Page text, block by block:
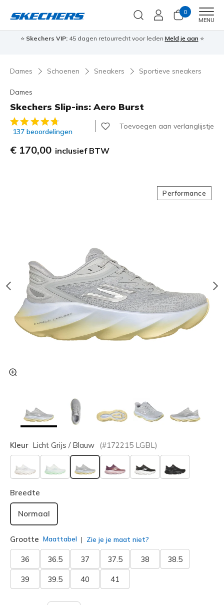
0
MENU
⭐ Skechers VIP:45 dagen retourrecht voor leden Meld je aan ⭐
Dames Schoenen Sneakers Sportieve sneakers
Dames
Skechers Slip-ins: Aero Burst
3,1 van de 5 klantbeoordelingen
137 beoordelingen
Toevoegen aan verlanglijstje
€ 170,00 inclusief BTW
Performance
Kleur Licht Grijs / Blauw (#172215 LGBL )
geselecteerd
Breedte
Normaal
Grootte Maattabel Zie je je maat niet?
36 36.5 37 37.5 38 38.5
39 39.5 40 41